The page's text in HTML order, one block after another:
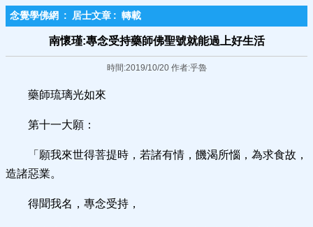
念覺學佛網 : 居士文章 : 轉載
南懷瑾:專念受持藥師佛聖號就能過上好生活
時間:2019/10/20 作者:乎魯
藥師琉璃光如來
第十一大願：
「願我來世得菩提時，若諸有情，饑渴所惱，為求食故，
造諸惡業。
得聞我名，專念受持，